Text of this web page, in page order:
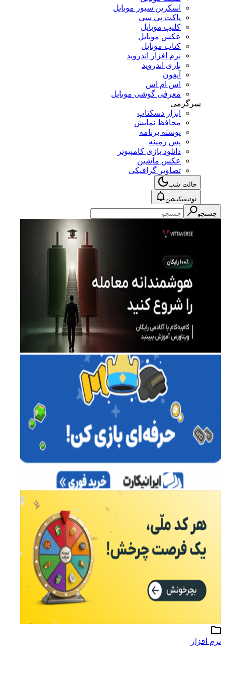
اسکرین سیور موبایل
پاکت پی سی
کلیپ موبایل
عکس موبایل
کتاب موبایل
نرم افزار اندروید
بازی اندروید
آیفون
اس ام اس
معرفی گوشی موبایل
سرگرمی
ابزار دسکتاپ
محافظ نمایش
پوسته برنامه
پس زمینه
دانلود بازی کامپیوتر
عکس ماشین
تصاویر گرافیکی
حالت شب
نوتیفیکیشن
جستجو
نرم افزار